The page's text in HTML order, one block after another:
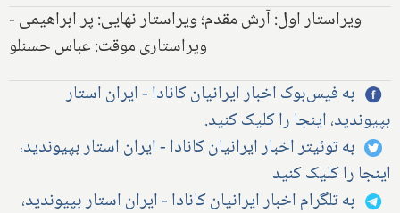
ویراستار اول: آرش مقدم؛ ویراستار نهایی: پر ابراهیمی -
ویراستاری موقت: عباس حسنلو
به فیس‌بوک اخبار ایرانیان کانادا - ایران استار
بپیوندید، اینجا را کلیک کنید.
به توئیتر اخبار ایرانیان کانادا - ایران استار بپیوندید،
اینجا را کلیک کنید
به تلگرام اخبار ایرانیان کانادا - ایران استار بپیوندید،